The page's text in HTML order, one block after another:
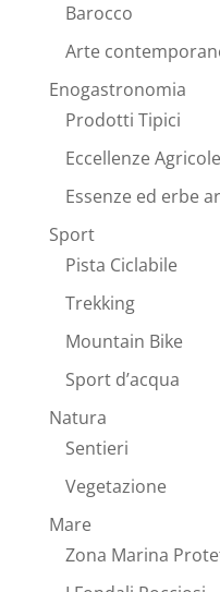
Barocco
Arte
Enogastronomia
Prodotti Tipici
Eccellenze
Essenze ed erbe
Sport
Pista Ciclabile
Trekking
Mountain Bike
Sport d’acqua
Natura
Sentieri
Vegetazione
Mare
Zona Marina